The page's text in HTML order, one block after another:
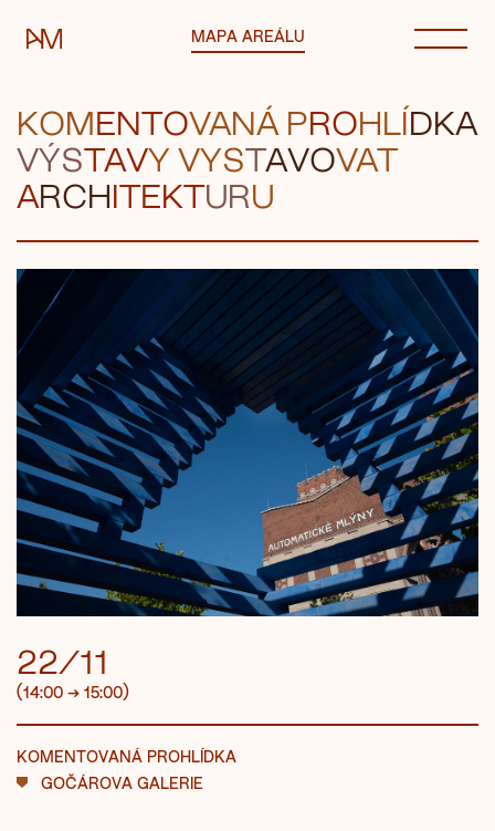
Automatické mlýny MAPA AREÁLU
KOMENTOVANÁ PROHLÍDKA
VÝSTAVY VYSTAVOVAT
ARCHITEKTURU
22/11
(14:00 → 15:00)
KOMENTOVANÁ PROHLÍDKA
GOČÁROVA GALERIE